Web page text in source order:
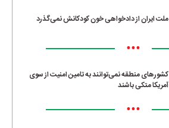
ملت ایران از دادخواهی خون کودکانش نمی‌گذرد
•••
کشورهای منطقه نمی‌توانند به تامین امنیت از سوی
آمریکا متکی باشند
•••